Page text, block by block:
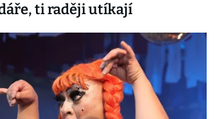
ti raději utíkají